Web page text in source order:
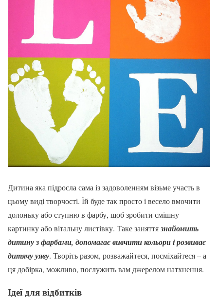
Дитина яка підросла сама із задоволенням візьме участь в
цьому виді творчості. Їй буде так просто і весело вмочити
долоньку або ступню в фарбу, щоб зробити смішну
картинку або вітальну листівку. Таке заняттязнайомить
дитину з фарбами, допомагає вивчити кольори і розвиває
дитячу уяву. Творіть разом, розважайтеся, посміхайтеся – а
ця добірка, можливо, послужить вам джерелом натхнення.
Ідеї для відбитків